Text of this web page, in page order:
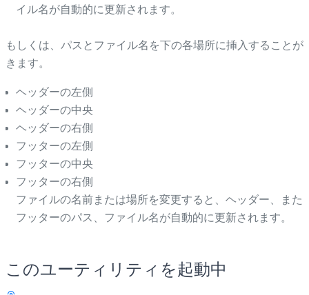
イル名が自動的に更新されます。
もしくは、パスとファイル名を下の各場所に挿入することが
きます。
ヘッダーの左側
ヘッダーの中央
ヘッダーの右側
フッターの左側
フッターの中央
フッターの右側
ファイルの名前または場所を変更すると、ヘッダー、また
フッターのパス、ファイル名が自動的に更新されます。
このユーティリティを起動中